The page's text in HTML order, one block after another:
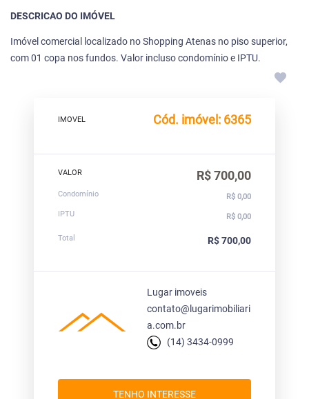
DESCRICAO DO IMÓVEL
Imóvel comercial localizado no Shopping Atenas no piso superior,
com 01 copa nos fundos. Valor incluso condomínio e IPTU.
IMOVEL Cód. imóvel: 6365
VALOR R$ 700,00
Condomínio
R$ 0,00
IPTU
R$ 0,00
Total R$ 700,00
Lugar imoveis
contato@lugarimobiliari
a.com.br
(14) 3434-0999
TENHO INTERESSE